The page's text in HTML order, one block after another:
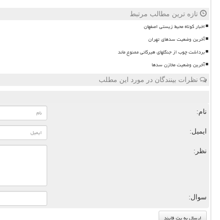
تازه ترین مطالب مرتبط
اخبار کوتاه محیط زیستی اصفهان
آخرین وضعیت سدهای تهران
برداشت چوب از جنگلهای هیرکانی ممنوع ماند
آخرین وضعیت مخازن سدها
نظرات بینندگان در مورد این مطلب
نام:
ایمیل:
نظر:
سوال: